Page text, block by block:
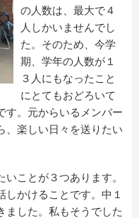
の人数は、最大で４
人しかいませんでし
た。そのため、今学
期、学年の人数が１
３人にもなったこと
にとてもおどろいて
す。元からいるメンバー
、楽しい日々を送りたい
ことが３つあります。
しかけることです。中１
ました。私もそうでした